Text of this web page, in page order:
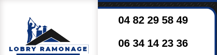
04 82 29 58 49
06 34 14 23 36